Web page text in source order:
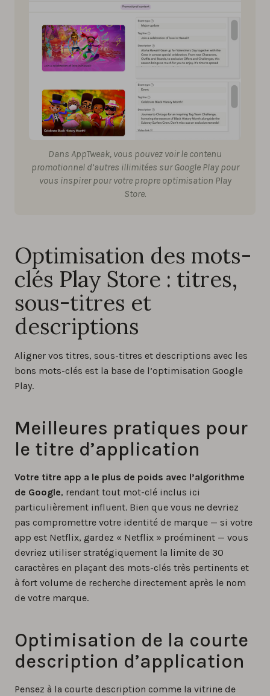
Dans AppTweak, vous pouvez voir le contenu
promotionnel d’autres illimitées sur Google Play pour
vous inspirer pour votre propre optimisation Play
Store.
Optimisation des mots-
clés Play Store : titres,
sous-titres et
descriptions
Aligner vos titres, sous-titres et descriptions avec les
bons mots-clés est la base de l’optimisation Google
Play.
Meilleures pratiques pour
le titre d’application
Votre titre app a le plus de poids avec l’algorithme
de Google, rendant tout mot-clé inclus ici
particulièrement influent. Bien que vous ne devriez
pas compromettre votre identité de marque — si votre
app est Netflix, gardez « Netflix » proéminent — vous
devriez utiliser stratégiquement la limite de 30
caractères en plaçant des mots-clés très pertinents et
à fort volume de recherche directement après le nom
de votre marque.
Optimisation de la courte
description d’application
Pensez à la courte description comme la vitrine de